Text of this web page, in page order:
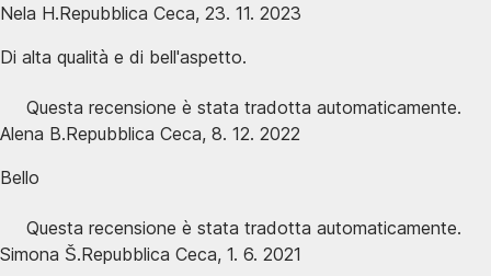
Nela H.Repubblica Ceca, 23. 11. 2023
Di alta qualità e di bell'aspetto.
Questa recensione è stata tradotta automaticamente.
Alena B.Repubblica Ceca, 8. 12. 2022
Bello
Questa recensione è stata tradotta automaticamente.
Simona Š.Repubblica Ceca, 1. 6. 2021